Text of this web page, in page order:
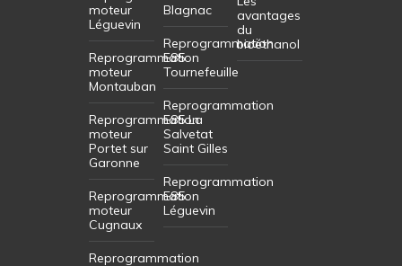
moteur
Léguevin
Reprogrammation
moteur
Montauban
Reprogrammation
moteur
Portet sur
Garonne
Reprogrammation
moteur
Cugnaux
Reprogrammation
Blagnac
Reprogrammation
E85
Tournefeuille
Reprogrammation
E85 La
Salvetat
Saint Gilles
Reprogrammation
E85
Léguevin
avantages
du
bioéthanol